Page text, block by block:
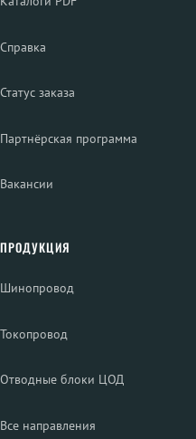
Справка
Статус заказа
Партнёрская программа
Вакансии
ПРОДУКЦИЯ
Шинопровод
Токопровод
Отводные блоки ЦОД
Все направления